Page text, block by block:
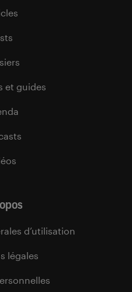
et guides
d’utilisation
légales